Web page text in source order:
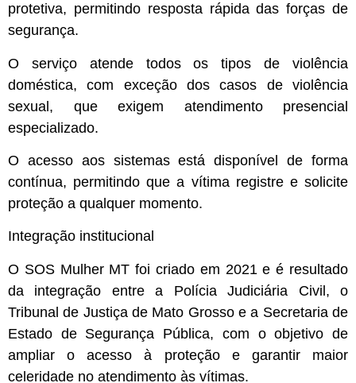
protetiva, permitindo resposta rápida das forças de
segurança.
O serviço atende todos os tipos de violência
doméstica, com exceção dos casos de violência
sexual, que exigem atendimento presencial
especializado.
O acesso aos sistemas está disponível de forma
contínua, permitindo que a vítima registre e solicite
proteção a qualquer momento.
Integração institucional
O SOS Mulher MT foi criado em 2021 e é resultado
da integração entre a Polícia Judiciária Civil, o
Tribunal de Justiça de Mato Grosso e a Secretaria de
Estado de Segurança Pública, com o objetivo de
ampliar o acesso à proteção e garantir maior
celeridade no atendimento às vítimas.